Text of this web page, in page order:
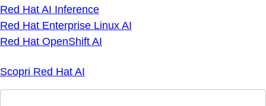
Red Hat AI Inference
Red Hat Enterprise Linux AI
Red Hat OpenShift AI
Scopri Red Hat AI